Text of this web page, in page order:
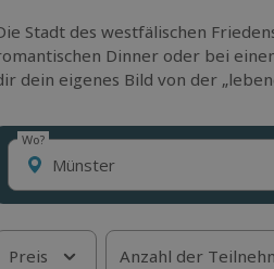
Stadt des westfälischen
Dinner oder bei
dein eigenes Bild von der
Wo?
Wo?
Preis Anzahl der